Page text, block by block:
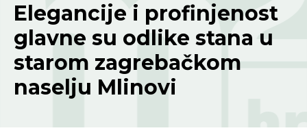
Elegancije i profinjenost
glavne su odlike stana u
starom zagrebačkom
naselju Mlinovi